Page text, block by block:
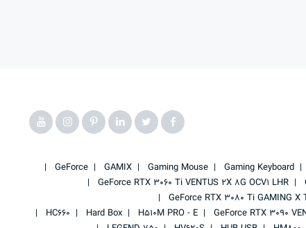
Gaming Keyboard
Gaming Mouse
GAMIX
GeForce
GeForce RTX 3060 Ti VENTUS 2X 8G OCV1 LHR
GeForce RTX 3080 Ti GAMING X
GeForce RTX 3090
H510M PRO - E
Hard Box
HC660